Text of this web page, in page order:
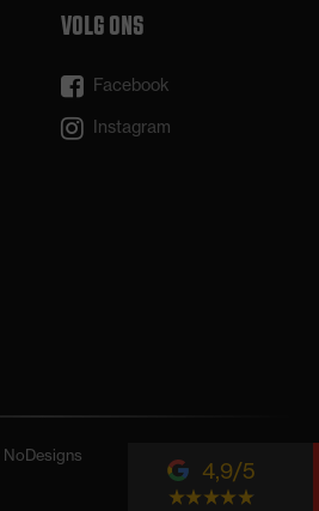
VOLG ONS
Facebook
Instagram
NoDesigns
4,9